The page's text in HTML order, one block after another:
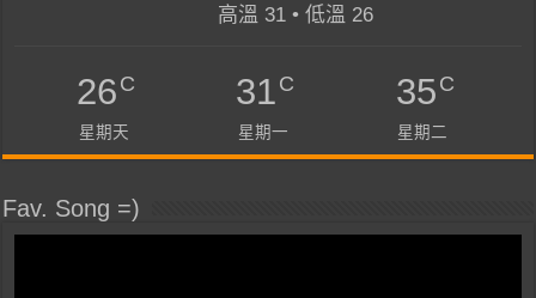
高溫 31 • 低溫 26
26C
星期天
31C
星期一
35C
星期二
Fav. Song =)